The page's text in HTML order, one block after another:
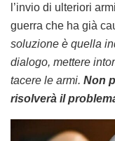
l’invio di ulteriori
guerra che ha già
soluzione è quella
dialogo, mettere
tacere le armi. Non
risolverà il